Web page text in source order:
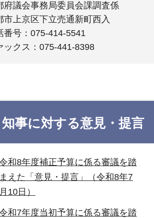
府議会事務局委員会課調査係
市上京区下立売通新町西入
番号：075-414-5541
ックス：075-441-8398
知事に対する意見・提言
和8年度補正予算に係る審議を踏
まえた「意見・提言」（令和8年7
月10日）
和7年度当初予算に係る審議を踏